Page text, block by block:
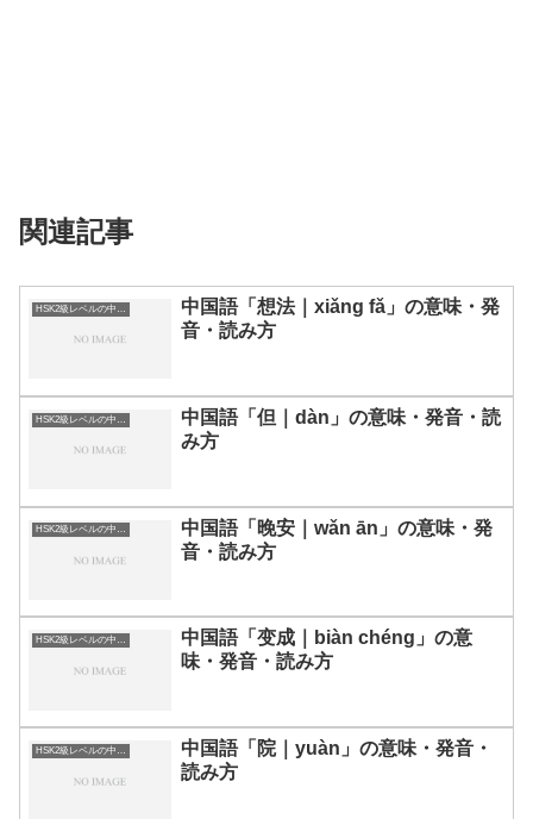
関連記事
中国語「想法｜xiǎng fǎ」の意味・発
音・読み方
中国語「但｜dàn」の意味・発音・読
み方
HSK2級レベルの中国語
中国語「晚安｜wǎn ān」の意味・発
音・読み方
HSK2級レベルの中国語
中国語「变成｜biàn chéng」の意
味・発音・読み方
HSK2級レベルの中国語
中国語「院｜yuàn」の意味・発音・
読み方